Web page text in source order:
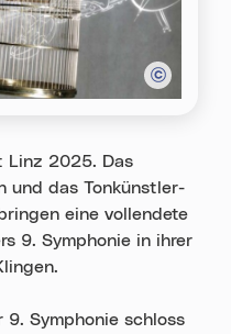
Linz 2025. Das
und das Tonkünstler-
eine vollendete
9. Symphonie in ihrer
Symphonie schloss